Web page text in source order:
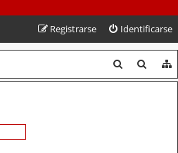
Identificarse
Registrarse
u
u